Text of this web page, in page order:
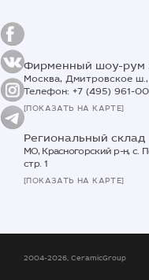
Фирменный шоу-рум
Москва, Дмитровское
Телефон: +7 (495) 961-
[ПОКАЗАТЬ НА КАРТЕ]
Региональный склад
МО, Красногорский р-н, с.
стр. 1
[ПОКАЗАТЬ НА КАРТЕ]
2004-2026, CeramicGroup